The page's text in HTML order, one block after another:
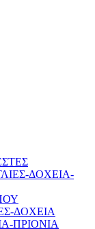
ΔΟΧΕΙΑ-
ΔΟΧΕΙΑ